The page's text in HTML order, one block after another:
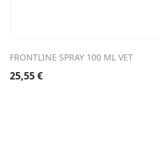
FRONTLINE SPRAY 100 ML VET
25,55€